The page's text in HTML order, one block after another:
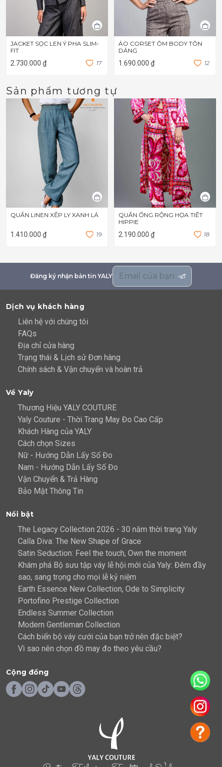
JACKET SỌC LEN Ý PHA SLIM-
FIT
2.730.000 ₫ 17
ÁO CORSET ÔM BODY TÔN
DÁNG
1.690.000 ₫ 12
Sản phẩm tương tự
QUẦN LINEN XẾP LY XANH LÁ
1.410.000 ₫ 19
QUẦN ỐNG RỘNG HỌA TIẾT
HIPPIE
2.190.000 ₫ 18
Đăng ký nhận bản tin YALY
Dịch vụ khách hàng
Liên hệ với chúng tôi
FAQs
Địa chỉ cửa hàng
Trạng thái & Lịch sử Đơn hàng
Chính sách & Vận chuyển và hoàn trả
Về Yaly
Thương Hiệu YALY COUTURE
Yaly Couture - Thời Trang May Đo Cao Cấp
Khách Hàng của YALY
Cách chọn Sizes
Nữ - Hướng Dẫn Lấy Số Đo
Nam - Hướng Dẫn Lấy Số Đo
Vận Chuyển & Trả Hàng
Bảo Mật Thông Tin
Nổi bật
The Legacy Collection 2026 - 30 năm thời trang Yaly
Calla Diva: The New Shape of Grace
Satin Seduction: Feel the touch, Own the moment
Khám phá Bộ sưu tập váy lễ hội mới của Yaly: Đêm đầy
sao, sang trọng cho mọi lễ kỷ niệm
Earth Essence New Collection, Ode to Simplicity
Portofino Prestige Collection
Endless Summer Collection
Modern Gentleman Collection
Cách biến bộ váy cưới của bạn trở nên đặc biệt?
Vì sao nên chọn đồ may đo theo yêu cầu?
Cộng đồng